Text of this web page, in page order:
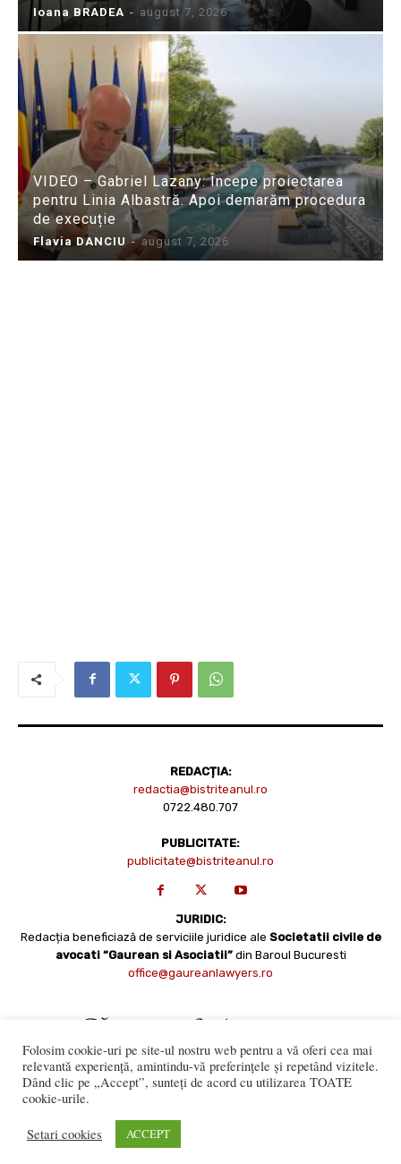
Ioana BRADEA - august 7, 2026
VIDEO – Gabriel Lazany: Începe proiectarea
pentru Linia Albastră. Apoi demarăm procedura
de execuție
Flavia DANCIU - august 7, 2026
REDACȚIA:
redactia@bistriteanul.ro
0722.480.707
PUBLICITATE:
publicitate@bistriteanul.ro
JURIDIC:
Redacția beneficiază de serviciile juridice ale Societatii civile de
avocati “Gaurean si Asociatii” din Baroul Bucuresti
office@gaureanlawyers.ro
numai cu acordul expres al Bistriteanul.Ro. © Copyright 2008 -
2021 Bistrițeanul.ro
Folosim cookie-uri pe site-ul nostru web pentru a vă oferi cea mai
relevantă experiență, amintindu-vă preferințele și repetând vizitele.
Dând clic pe „Accept”, sunteți de acord cu utilizarea TOATE
cookie-urile.
Setari cookies ACCEPT